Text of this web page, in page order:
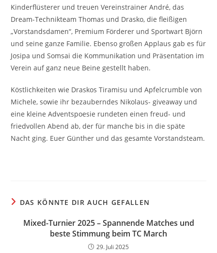
Kinderflüsterer und treuen Vereinstrainer André, das
Dream-Technikteam Thomas und Drasko, die fleißigen
„Vorstandsdamen“, Premium Förderer und Sportwart Björn
und seine ganze Familie. Ebenso großen Applaus gab es für
Josipa und Somsai die Kommunikation und Präsentation im
Verein auf ganz neue Beine gestellt haben.
Köstlichkeiten wie Draskos Tiramisu und Apfelcrumble von
Michele, sowie ihr bezauberndes Nikolaus- giveaway und
eine kleine Adventspoesie rundeten einen freud- und
friedvollen Abend ab, der für manche bis in die späte
Nacht ging. Euer Günther und das gesamte Vorstandsteam.
DAS KÖNNTE DIR AUCH GEFALLEN
Mixed-Turnier 2025 – Spannende Matches und
beste Stimmung beim TC March
29. Juli 2025